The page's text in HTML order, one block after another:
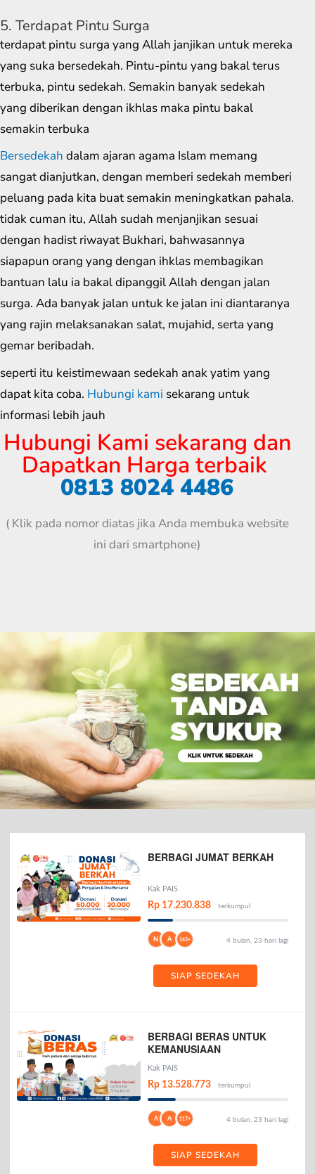
5. Terdapat Pintu Surga
terdapat pintu surga yang Allah janjikan untuk mereka
yang suka bersedekah. Pintu-pintu yang bakal terus
terbuka, pintu sedekah. Semakin banyak sedekah
yang diberikan dengan ikhlas maka pintu bakal
semakin terbuka
Bersedekah dalam ajaran agama Islam memang
sangat dianjutkan, dengan memberi sedekah memberi
peluang pada kita buat semakin meningkatkan pahala.
tidak cuman itu, Allah sudah menjanjikan sesuai
dengan hadist riwayat Bukhari, bahwasannya
siapapun orang yang dengan ihklas membagikan
bantuan lalu ia bakal dipanggil Allah dengan jalan
surga. Ada banyak jalan untuk ke jalan ini diantaranya
yang rajin melaksanakan salat, mujahid, serta yang
gemar beribadah.
seperti itu keistimewaan sedekah anak yatim yang
dapat kita coba. Hubungi kami sekarang untuk
informasi lebih jauh
Hubungi Kami sekarang dan
Dapatkan Harga terbaik
0813 8024 4486
( Klik pada nomor diatas jika Anda membuka website
ini dari smartphone)
BERBAGI JUMAT BERKAH
Kak PAIS
Rp 17.230.838 terkumpul
N A 143+ 4 bulan, 23 hari lagi
SIAP SEDEKAH
BERBAGI BERAS UNTUK
KEMANUSIAAN
Kak PAIS
Rp 13.528.773 terkumpul
A A 117+ 4 bulan, 23 hari lagi
SIAP SEDEKAH